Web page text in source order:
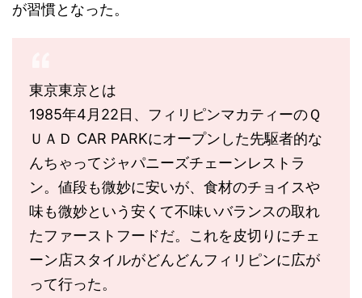
が習慣となった。
東京東京とは
1985年4月22日、フィリピンマカティーのＱ
ＵＡＤ CAR PARKにオープンした先駆者的な
んちゃってジャパニーズチェーンレストラ
ン。値段も微妙に安いが、食材のチョイスや
味も微妙という安くて不味いバランスの取れ
たファーストフードだ。これを皮切りにチェ
ーン店スタイルがどんどんフィリピンに広が
って行った。